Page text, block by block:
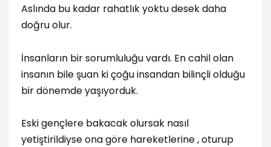
Aslında bu kadar rahatlık yoktu desek daha
doğru olur.
İnsanların bir sorumluluğu vardı. En cahil olan
insanın bile şuan ki çoğu insandan bilinçli olduğu
bir dönemde yaşıyorduk.
Eski gençlere bakacak olursak nasıl
yetiştirildiyse ona göre hareketlerine , oturup